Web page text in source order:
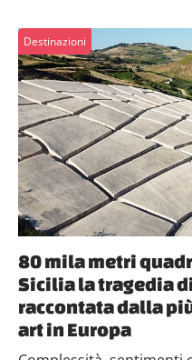
Destinazioni
80 mila metri
Sicilia la tragedia
raccontata dalla
art in Europa